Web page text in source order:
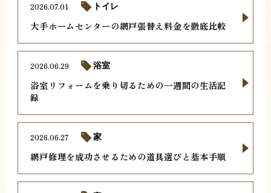
大手ホームセンターの網戸張替え料金を徹底比較
2026.07.01 トイレ
浴室リフォームを乗り切るための一週間の生活記
録
2026.06.29 浴室
網戸修理を成功させるための道具選びと基本手順
2026.06.27 家